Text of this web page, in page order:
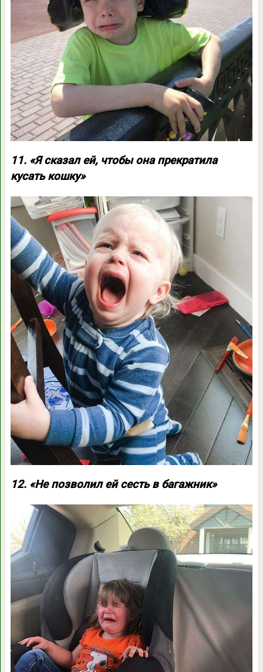
11. «Я сказал ей, чтобы она прекратила
кусать кошку»
12. «Не позволил ей сесть в багажник»